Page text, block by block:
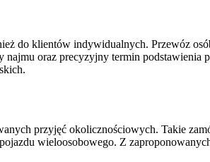
do klientów indywidualnych. Przewóz
oraz precyzyjny termin podstawienia
przyjęć okolicznościowych. Takie
wieloosobowego. Z